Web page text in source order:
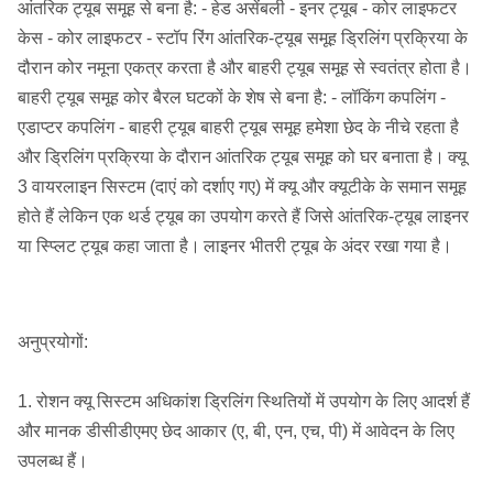
आंतरिक ट्यूब समूह से बना है: - हेड असेंबली - इनर ट्यूब - कोर लाइफटर
केस - कोर लाइफटर - स्टॉप रिंग आंतरिक-ट्यूब समूह ड्रिलिंग प्रक्रिया के
दौरान कोर नमूना एकत्र करता है और बाहरी ट्यूब समूह से स्वतंत्र होता है।
बाहरी ट्यूब समूह कोर बैरल घटकों के शेष से बना है: - लॉकिंग कपलिंग -
एडाप्टर कपलिंग - बाहरी ट्यूब बाहरी ट्यूब समूह हमेशा छेद के नीचे रहता है
और ड्रिलिंग प्रक्रिया के दौरान आंतरिक ट्यूब समूह को घर बनाता है। क्यू
3 वायरलाइन सिस्टम (दाएं को दर्शाए गए) में क्यू और क्यूटीके के समान समूह
होते हैं लेकिन एक थर्ड ट्यूब का उपयोग करते हैं जिसे आंतरिक-ट्यूब लाइनर
या स्प्लिट ट्यूब कहा जाता है। लाइनर भीतरी ट्यूब के अंदर रखा गया है।
अनुप्रयोगों:
1. रोशन क्यू सिस्टम अधिकांश ड्रिलिंग स्थितियों में उपयोग के लिए आदर्श हैं
और मानक डीसीडीएमए छेद आकार (ए, बी, एन, एच, पी) में आवेदन के लिए
उपलब्ध हैं।